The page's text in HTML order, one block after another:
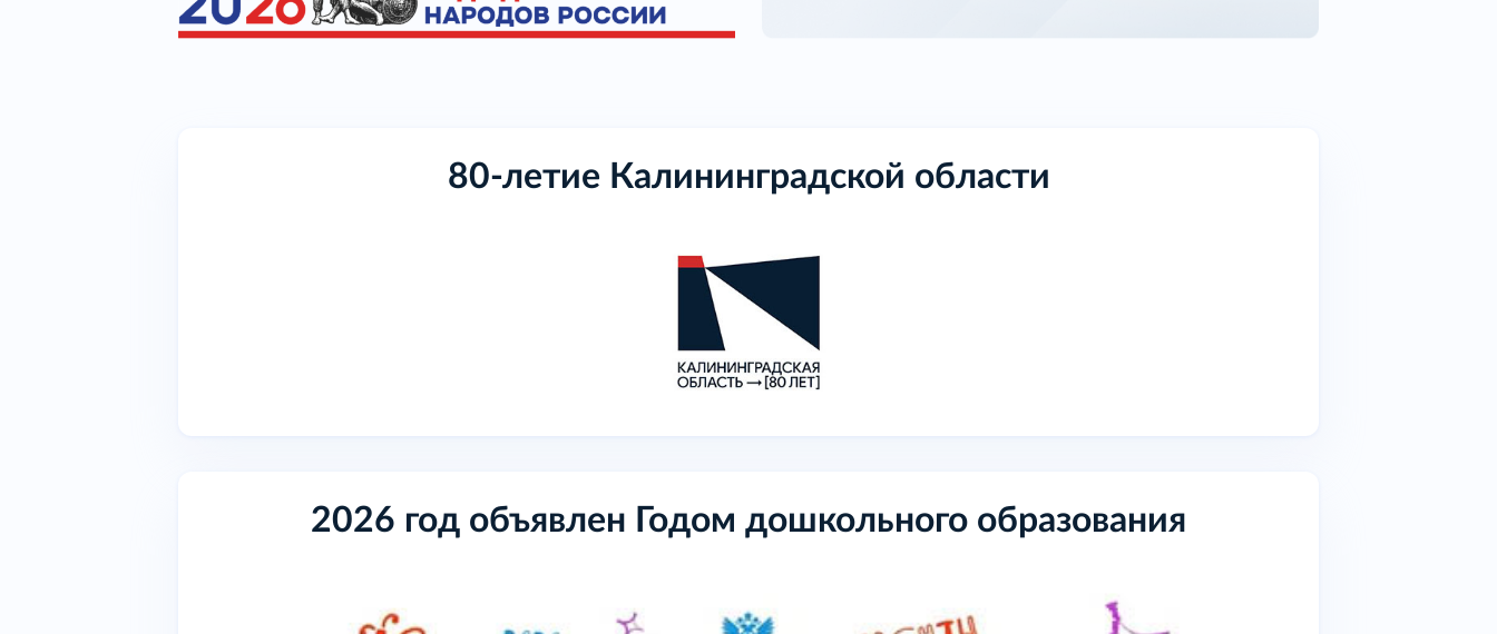
80-летие Калининградской области
2026 год объявлен Годом дошкольного образования